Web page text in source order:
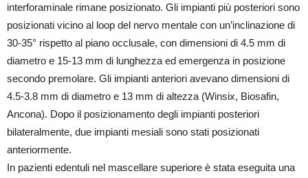
interforaminale rimane posizionato. Gli impianti più posteriori sono
posizionati vicino al loop del nervo mentale con un’inclinazione di
30-35° rispetto al piano occlusale, con dimensioni di 4.5 mm di
diametro e 15-13 mm di lunghezza ed emergenza in posizione
secondo premolare. Gli impianti anteriori avevano dimensioni di
4.5-3.8 mm di diametro e 13 mm di altezza (Winsix, Biosafin,
Ancona). Dopo il posizionamento degli impianti posteriori
bilateralmente, due impianti mesiali sono stati posizionati
anteriormente.
In pazienti edentuli nel mascellare superiore è stata eseguita una